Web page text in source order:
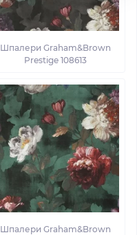
Шпалери Graham&Brown
Prestige 108613
Шпалери Graham&Brown